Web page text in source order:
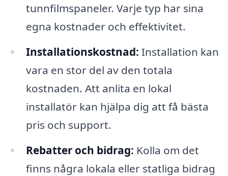
tunnfilmspaneler. Varje typ har sina
egna kostnader och effektivitet.
Installationskostnad: Installation kan
vara en stor del av den totala
kostnaden. Att anlita en lokal
installatör kan hjälpa dig att få bästa
pris och support.
Rebatter och bidrag: Kolla om det
finns några lokala eller statliga bidrag